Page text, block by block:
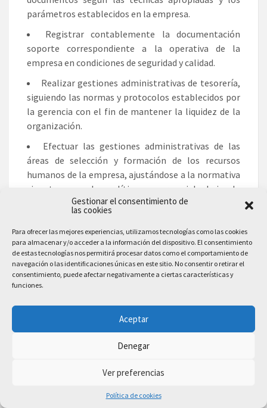
Gestionar el consentimiento de
las cookies
Para ofrecer las mejores experiencias, utilizamos tecnologías como las cookies
para almacenar y/o acceder a la información del dispositivo. El consentimiento
de estas tecnologías nos permitirá procesar datos como el comportamiento de
navegación o las identificaciones únicas en este sitio. No consentir o retirar el
consentimiento, puede afectar negativamente a ciertas características y
funciones.
Aceptar
Denegar
Ver preferencias
Política de cookies
parámetros establecidos en la empresa.
Registrar contablemente la documentación
soporte correspondiente a la operativa de la
empresa en condiciones de seguridad y calidad.
Realizar gestiones administrativas de tesorería,
siguiendo las normas y protocolos establecidos por
la gerencia con el fin de mantener la liquidez de la
organización.
Efectuar las gestiones administrativas de las
áreas de selección y formación de los recursos
humanos de la empresa, ajustándose a la normativa
vigente y a la política empresarial, bajo la
supervisión del responsable superior del
Prestar apoyo administrativo en el área de
gestión laboral de la empresa ajustándose a la
normativa vigente y bajo la supervisión del
responsable superior del departamento.
actividad comercial registrando la documentación
soporte correspondiente a determinadas
obligaciones fiscales derivadas.
cliente/usuario en el ámbito administrativo y
comercial asegurando los niveles de calidad